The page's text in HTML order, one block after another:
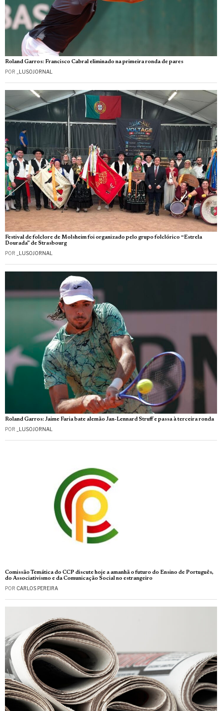
Roland Garros: Francisco Cabral eliminado na primeira ronda de pares
POR _LUSOJORNAL
Festival de folclore de Molsheim foi organizado pelo grupo folclórico “Estrela
Dourada” de Strasbourg
POR _LUSOJORNAL
Roland Garros: Jaime Faria bate alemão Jan-Lennard Struff e passa à terceira ronda
POR _LUSOJORNAL
Comissão Temática do CCP discute hoje a amanhã o futuro do Ensino de Português,
do Associativismo e da Comunicação Social no estrangeiro
POR CARLOS PEREIRA